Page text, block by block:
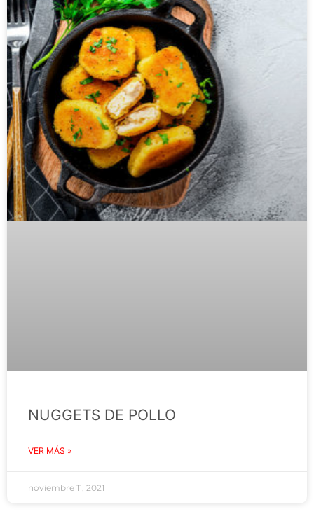
NUGGETS DE POLLO
VER MÁS »
noviembre 11, 2021